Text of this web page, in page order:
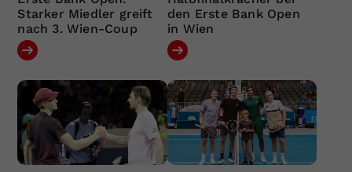
Starker Miedler greift
nach 3. Wien-Coup
den Erste Bank Open
in Wien